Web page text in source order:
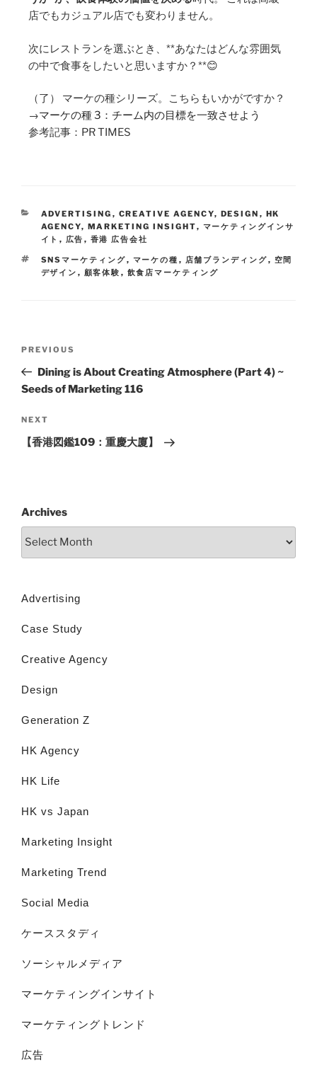
店でもカジュアル店でも変わりません。
次にレストランを選ぶとき、**あなたはどんな雰囲気
の中で食事をしたいと思いますか？**😊
（了） マーケの種シリーズ。こちらもいかがですか？
→マーケの種 3：チーム内の目標を一致させよう
参考記事：PR TIMES
ADVERTISING , CREATIVE AGENCY, DESIGN , HK
AGENCY, MARKETING INSIGHT, マーケティングインサ
イト , 広告 , 香港 広告会社
SNSマーケティング, マーケの種 , 店舗ブランディング, 空間
デザイン , 顧客体験 , 飲食店マーケティング
PREVIOUS
Dining is About Creating Atmosphere (Part 4) ~
Seeds of Marketing 116
NEXT
【香港図鑑109：重慶大廈】
Archives
Advertising
Case Study
Creative Agency
Design
Generation Z
HK Agency
HK Life
HK vs Japan
Marketing Insight
Marketing Trend
Social Media
ケーススタディ
ソーシャルメディア
マーケティングインサイト
マーケティングトレンド
広告